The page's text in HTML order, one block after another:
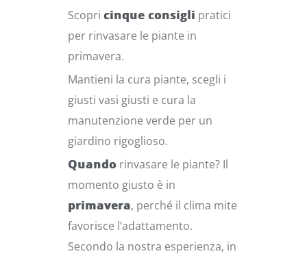
Scopri cinque consigli pratici
per rinvasare le piante in
primavera.
Mantieni la cura piante, scegli i
giusti vasi giusti e cura la
manutenzione verde per un
giardino rigoglioso.
Quando rinvasare le piante? Il
momento giusto è in
primavera, perché il clima mite
favorisce l’adattamento.
Secondo la nostra esperienza, in